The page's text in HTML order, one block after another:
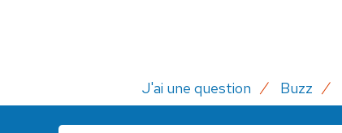
J'ai une question Buzz